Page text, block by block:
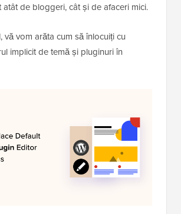
atât de bloggeri, cât și de afaceri mici.
vă vom arăta cum să înlocuiți cu
implicit de temă și pluginuri în